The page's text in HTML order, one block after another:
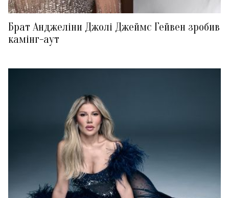
Брат Анджеліни Джолі Джеймс Гейвен зробив
камінг-аут